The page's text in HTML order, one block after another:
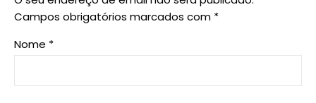
Campos obrigatórios marcados com *
Nome *